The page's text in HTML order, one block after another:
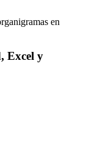
Excel y